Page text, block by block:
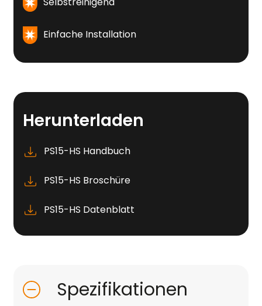
Einfache Installation
Herunterladen
PS15-HS Handbuch
PS15-HS Broschüre
PS15-HS Datenblatt
Spezifikationen